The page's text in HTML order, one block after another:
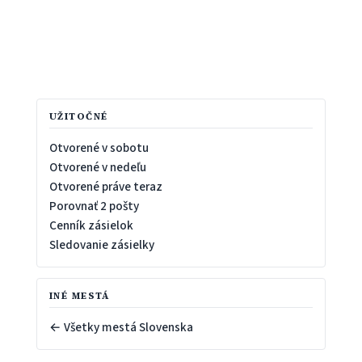
UŽITOČNÉ
Otvorené v sobotu
Otvorené v nedeľu
Otvorené práve teraz
Porovnať 2 pošty
Cenník zásielok
Sledovanie zásielky
INÉ MESTÁ
← Všetky mestá Slovenska